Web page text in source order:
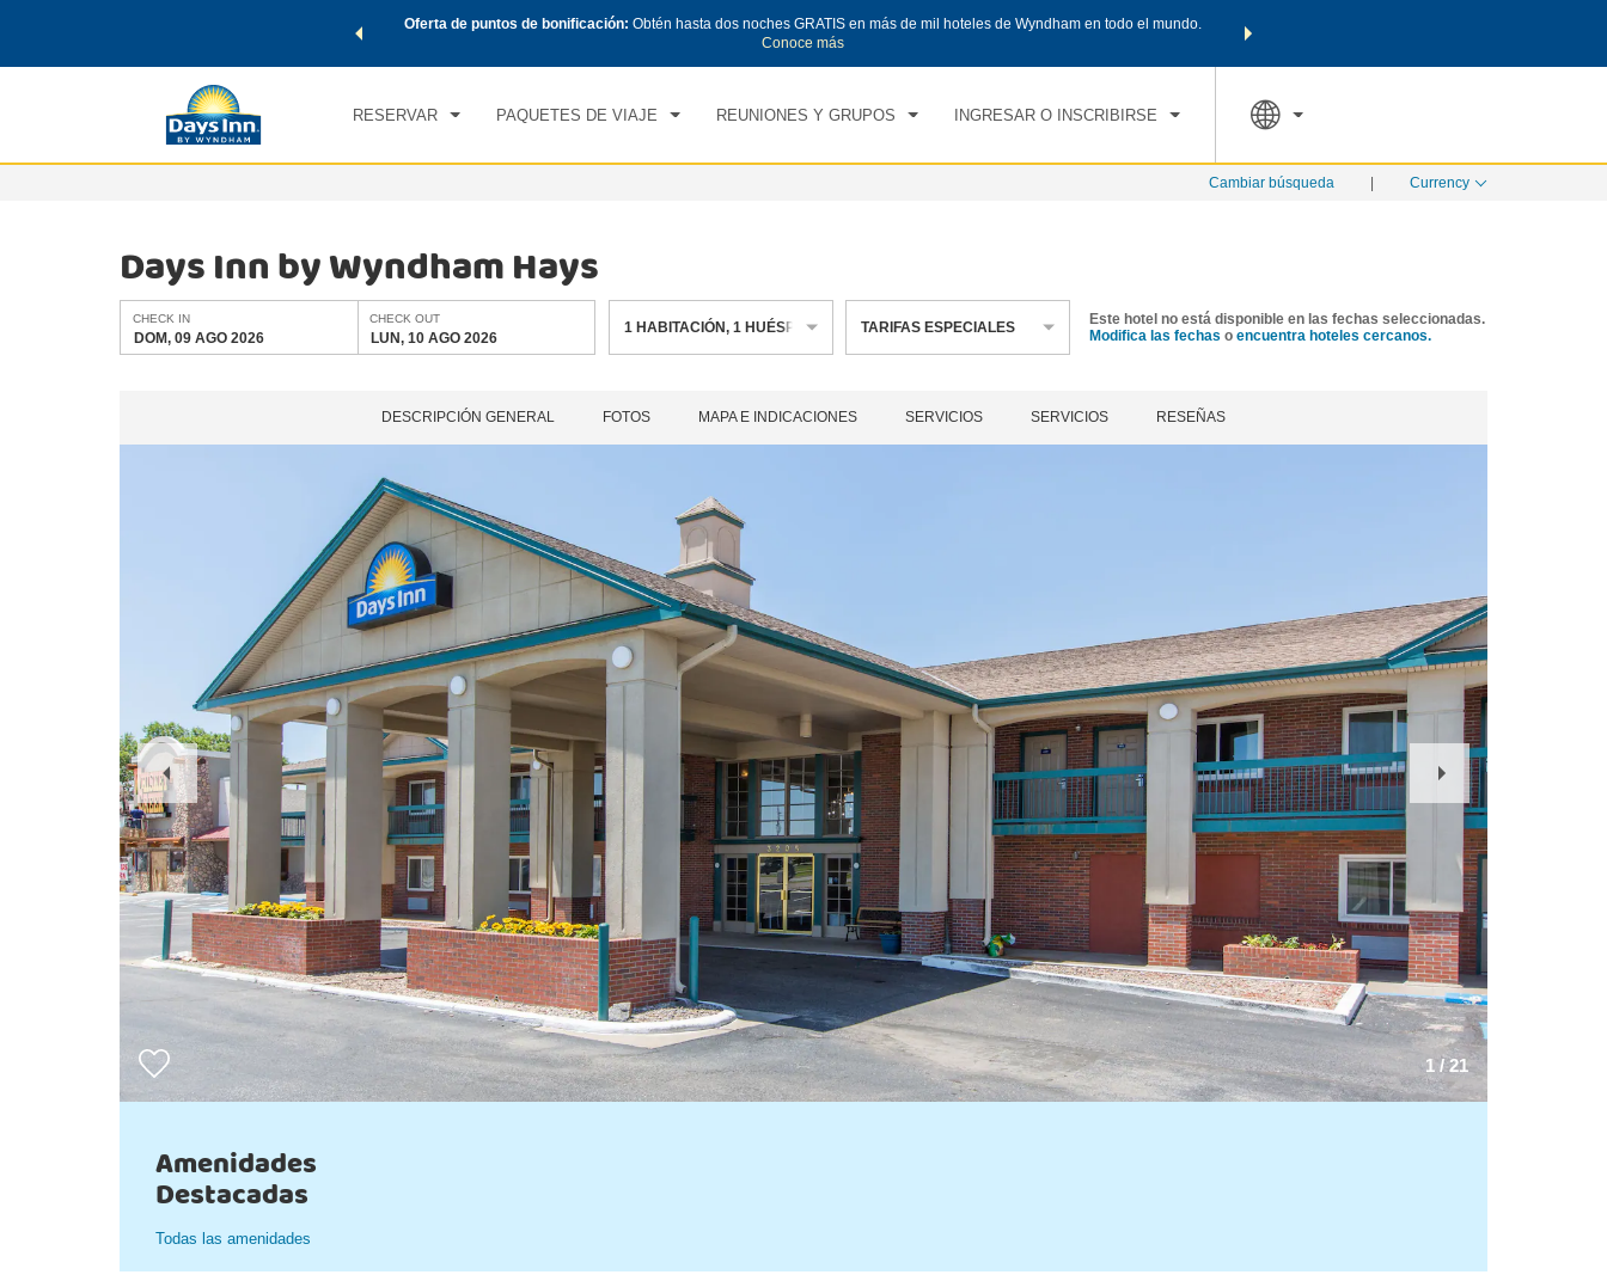
de Wyndham, además, gana puntos Wyndham Rewards
Oferta de puntos de bonificación:Obtén hasta dos noches GRATIS en más de mil hoteles de Wyndham en todo el mundo.
Conoce más
Agrupa tu hotel, vuelos y mucho más con los Paquetes de
RESERVAR PAQUETES DE VIAJE REUNIONES Y GRUPOS INGRESAR O INSCRIBIRSE
CHECK IN CHECK OUT
LUN, 10 AGO 2026
TARIFAS ESPECIALES
Cambiar búsqueda Currency
Days Inn by Wyndham Hays
CHECK IN
DOM, 09 AGO 2026
CHECK OUT
LUN, 10 AGO 2026
1 HABITACIÓN,1 HUÉSPED TARIFAS ESPECIALES
Este hotel no está disponible en las fechas seleccionadas.
Modifica las fechas o encuentra hoteles cercanos.
DESCRIPCIÓN GENERAL FOTOS MAPA E INDICACIONES SERVICIOS SERVICIOS RESEÑAS
1/21
Previous
Slide
Next
Slide
Amenidades
Destacadas
Todas las amenidades